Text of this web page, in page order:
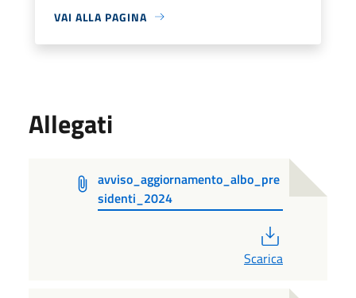
VAI ALLA PAGINA
Allegati
avviso_aggiornamento_albo_pre
sidenti_2024
Scarica